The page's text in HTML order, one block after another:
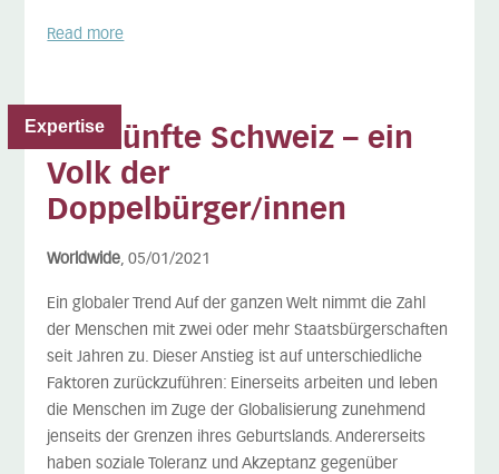
Read more
Expertise
Die Fünfte Schweiz – ein
Volk der
Doppelbürger/innen
Worldwide, 05/01/2021
Ein globaler Trend Auf der ganzen Welt nimmt die Zahl
der Menschen mit zwei oder mehr Staatsbürgerschaften
seit Jahren zu. Dieser Anstieg ist auf unterschiedliche
Faktoren zurückzuführen: Einerseits arbeiten und leben
die Menschen im Zuge der Globalisierung zunehmend
jenseits der Grenzen ihres Geburtslands. Andererseits
haben soziale Toleranz und Akzeptanz gegenüber